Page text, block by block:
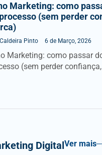
Marketing: como
(sem perder
Pinto 6 de Março, 2026
Marketing: como passar
(sem perder
DigitalVer mais